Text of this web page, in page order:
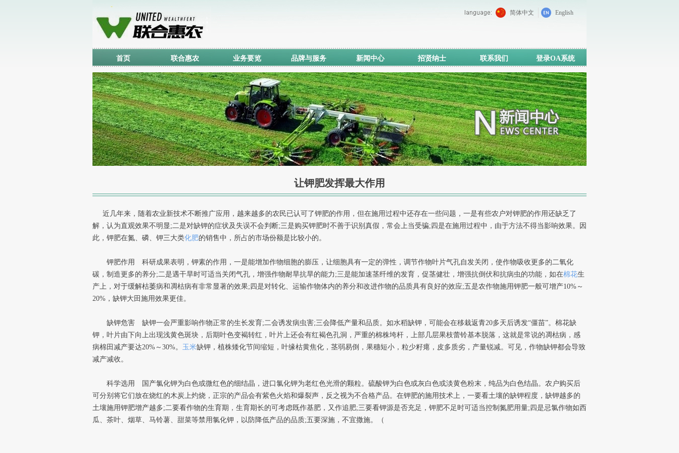
首页 联合惠农 业务要览 品牌与服务 新闻中心 招贤纳士 联系我们 登录OA系统
简体中文 English
让钾肥发挥最大作用
近几年来，随着农业新技术不断推广应用，越来越多的农民已认可了钾肥的作用，但在施用过程中还存在一些问题，一是有些农户对钾肥的作用还缺乏了
解，认为直观效果不明显;二是对缺钾的症状及失误不会判断;三是购买钾肥时不善于识别真假，常会上当受骗;四是在施用过程中，由于方法不得当影响效果。因
此，钾肥在氮、磷、钾三大类化肥的销售中，所占的市场份额是比较小的。
钾肥作用 科研成果表明，钾素的作用，一是能增加作物细胞的膨压，让细胞具有一定的弹性，调节作物叶片气孔自发关闭，使作物吸收更多的二氧化
碳，制造更多的养分;二是遇干旱时可适当关闭气孔，增强作物耐旱抗旱的能力;三是能加速茎纤维的发育，促茎健壮，增强抗倒伏和抗病虫的功能，如在棉花生
产上，对于缓解枯萎病和凋枯病有非常显著的效果;四是对转化、运输作物体内的养分和改进作物的品质具有良好的效应;五是农作物施用钾肥一般可增产10%～
20%，缺钾大田施用效果更佳。
缺钾危害 缺钾一会严重影响作物正常的生长发育;二会诱发病虫害;三会降低产量和品质。如水稻缺钾，可能会在移栽返青20多天后诱发“僵苗”。棉花缺
钾，叶片由下向上出现浅黄色斑块，后期叶色变褐转红，叶片上还会有红褐色孔洞，严重的棉株垮杆，上部几层果枝蕾铃基本脱落，这就是常说的凋枯病，感
病棉田减产要达20%～30%。
玉米缺钾，植株矮化节间缩短，叶缘枯黄焦化，茎弱易倒，果穗短小，粒少籽瘪，皮多质劣，产量锐减。可见，作物缺钾都会导致
减产减收。
科学选用 国产氯化钾为白色或微红色的细结晶，进口氯化钾为老红色光滑的颗粒。硫酸钾为白色或灰白色或淡黄色粉末，纯品为白色结晶。农户购买后
可分别将它们放在烧红的木炭上灼烧，正宗的产品会有紫色火焰和爆裂声，反之视为不合格产品。在钾肥的施用技术上，一要看土壤的缺钾程度，缺钾越多的
土壤施用钾肥增产越多;二要看作物的生育期，生育期长的可考虑既作基肥，又作追肥;三要看钾源是否充足，钾肥不足时可适当控制氮肥用量;四是忌氯作物如西
瓜、茶叶、烟草、马铃薯、甜菜等禁用氯化钾，以防降低产品的品质;五要深施，不宜撒施。（